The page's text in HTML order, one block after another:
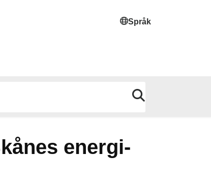
Språk
energi-